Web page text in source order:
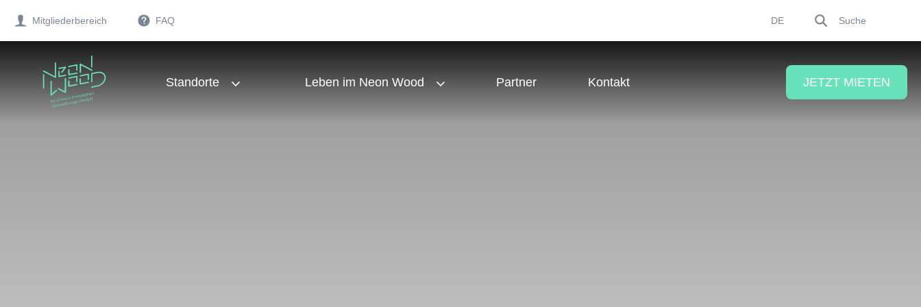
Mitgliederbereich FAQ DE Suche
Standorte Leben im Neon Wood Partner Kontakt JETZT MIETEN